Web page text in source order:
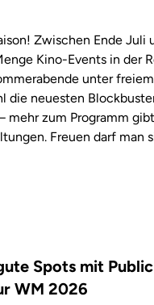
Zwischen Ende Juli
Kino-Events in der
unter
die neuesten
zum Programm
Freuen darf man
Spots mit Public
WM 2026